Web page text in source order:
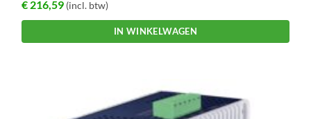
€ 216,59 (incl. btw)
IN WINKELWAGEN